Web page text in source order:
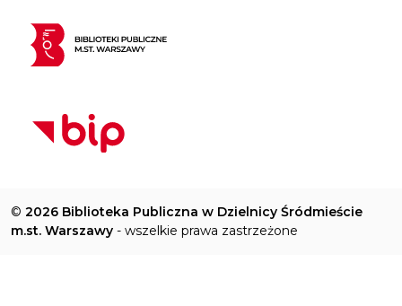
© 2026 Biblioteka Publiczna w Dzielnicy Śródmieście
m.st. Warszawy - wszelkie prawa zastrzeżone